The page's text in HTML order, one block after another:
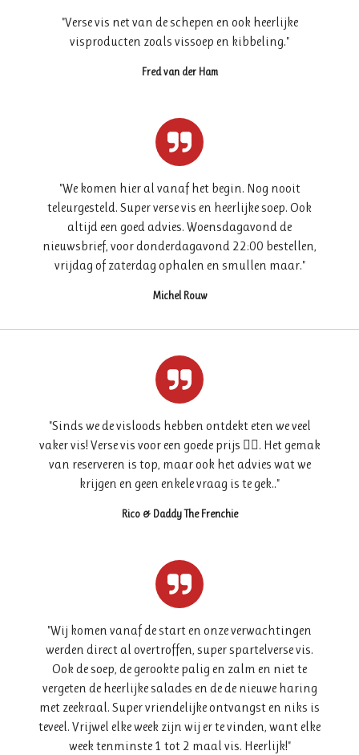
"Verse vis net van de schepen en ook heerlijke
visproducten zoals vissoep en kibbeling."
Fred van der Ham
"We komen hier al vanaf het begin. Nog nooit
teleurgesteld. Super verse vis en heerlijke soep. Ook
altijd een goed advies. Woensdagavond de
nieuwsbrief, voor donderdagavond 22:00 bestellen,
vrijdag of zaterdag ophalen en smullen maar."
Michel Rouw
"Sinds we de visloods hebben ontdekt eten we veel
vaker vis! Verse vis voor een goede prijs 👌🏻. Het gemak
van reserveren is top, maar ook het advies wat we
krijgen en geen enkele vraag is te gek.."
Rico & Daddy The Frenchie
"Wij komen vanaf de start en onze verwachtingen
werden direct al overtroffen, super spartelverse vis.
Ook de soep, de gerookte palig en zalm en niet te
vergeten de heerlijke salades en de de nieuwe haring
met zeekraal. Super vriendelijke ontvangst en niks is
teveel. Vrijwel elke week zijn wij er te vinden, want elke
week tenminste 1 tot 2 maal vis. Heerlijk!"